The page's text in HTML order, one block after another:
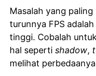
Masalah yang
turunnya FPS
tinggi. Cobalah
hal seperti shadow,
melihat